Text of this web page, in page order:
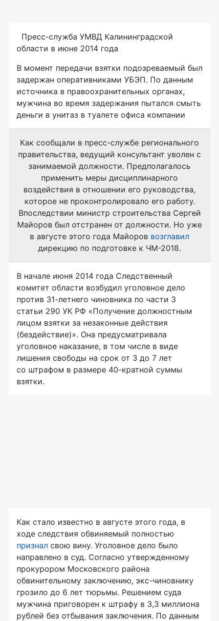
Пресс-служба УМВД Калининградской
области в июне 2014 года
В момент передачи взятки подозреваемый был
задержан оперативниками УБЭП. По данным
источника в правоохранительных органах,
мужчина во время задержания пытался смыть
деньги в унитаз в туалете офиса компании
Как сообщали в пресс-службе регионального
правительства, ведущий консультант уволен с
занимаемой должности. Предполагалось
применить меры дисциплинарного
воздействия в отношении его руководства,
которое не проконтролировало его работу.
Впоследствии министр строительства Сергей
Майоров был отстранен от должности. Но уже
в августе этого года Майоров возглавил
дирекцию по подготовке к ЧМ-2018.
В начале июня 2014 года Следственный
комитет области возбудил уголовное дело
против 31-летнего чиновника по части 3
статьи 290 УК РФ «Получение должностным
лицом взятки за незаконные действия
(бездействие)». Она предусматривала
уголовное наказание, в том числе в виде
лишения свободы на срок от 3 до 7 лет
со штрафом в размере 40-кратной суммы
взятки.
Как стало известно в августе этого года, в
ходе следствия обвиняемый полностью
признал свою вину. Уголовное дело было
направлено в суд. Согласно утвержденному
прокурором Московского района
обвинительному заключению, экс-чиновнику
грозило до 6 лет тюрьмы. Решением суда
мужчина приговорен к штрафу в 3,3 миллиона
рублей без отбывания заключения. По данным